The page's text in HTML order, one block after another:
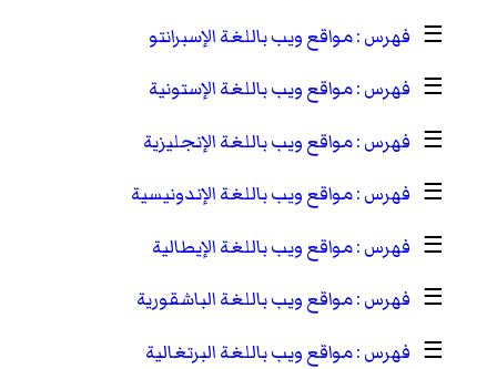
☰
مواقع ويب باللغة الإسبرانتو
☰
مواقع ويب باللغة الإستونية
☰
مواقع ويب باللغة الإنجليزية
☰
مواقع ويب باللغة الإندونيسية
☰
مواقع ويب باللغة الإيطالية
☰
مواقع ويب باللغة الباشقورية
☰
مواقع ويب باللغة البرتغالية